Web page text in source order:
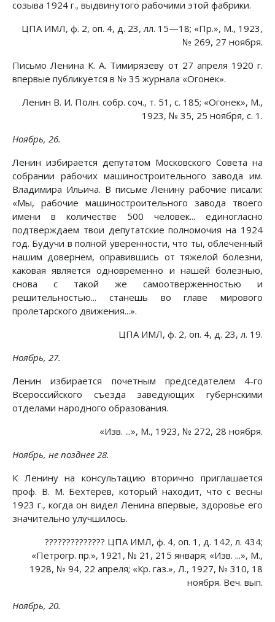
созыва 1924 г., выдвинутого рабочими этой фабрики.
ЦПА ИМЛ, ф. 2, оп. 4, д. 23, лл. 15—18; «Пр.», М., 1923,
№ 269, 27 ноября.
Письмо Ленина К. А. Тимирязеву от 27 апреля 1920 г.
впервые публикуется в № 35 журнала «Огонек».
Ленин В. И. Полн. собр. соч., т. 51, с. 185; «Огонек», М.,
1923, № 35, 25 ноября, с. 1.
Ноябрь, 26.
Ленин избирается депутатом Московского Совета на
собрании рабочих машиностроительного завода им.
Владимира Ильича. В письме Ленину рабочие писали:
«Мы, рабочие машиностроительного завода твоего
имени в количестве 500 человек... единогласно
подтверждаем твои депутатские полномочия на 1924
год. Будучи в полной уверенности, что ты, облеченный
нашим довернем, оправившись от тяжелой болезни,
каковая является одновременно и нашей болезнью,
снова с такой же самоотверженностью и
решительностью... станешь во главе мирового
пролетарского движения...».
ЦПА ИМЛ, ф. 2, оп. 4, д. 23, л. 19.
Ноябрь, 27.
Ленин избирается почетным председателем 4-го
Всероссийского съезда заведующих губернскими
отделами народного образования.
«Изв. ...», М., 1923, № 272, 28 ноября.
Ноябрь, не позднее 28.
К Ленину на консультацию вторично приглашается
проф. В. М. Бехтерев, который находит, что с весны
1923 г., когда он видел Ленина впервые, здоровье его
значительно улучшилось.
?????????????? ЦПА ИМЛ, ф. 4, оп. 1, д. 142, л. 434;
«Петрогр. пр.», 1921, № 21, 215 января; «Изв. ...», М.,
1928, № 94, 22 апреля; «Кр. газ.», Л., 1927, № 310, 18
ноября. Веч. вып.
Ноябрь, 20.